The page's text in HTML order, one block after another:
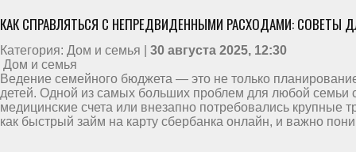
КАК СПРАВЛЯТЬСЯ С НЕПРЕДВИДЕННЫМИ РАСХОДАМИ: СОВЕТЫ
Категория: Дом и семья | 30 августа 2025, 12:30
Дом и семья
Ведение семейного бюджета — это не только
детей. Одной из самых больших проблем для любой семьи
медицинские счета или внезапно потребовались крупные
как быстрый займ на карту сбербанка онлайн, и важно